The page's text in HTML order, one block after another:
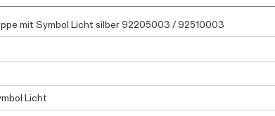
mit Symbol Licht silber 92205003 / 92510003
Licht